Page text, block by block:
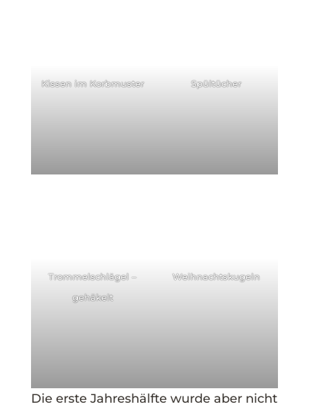
Kissen im Korbmuster Spültücher
Trommelschlägel –
gehäkelt
Weihnachtskugeln
Die erste Jahreshälfte wurde aber nicht